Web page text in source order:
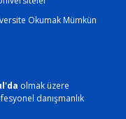
Okumak Mümkün
olmak üzere
danışmanlık